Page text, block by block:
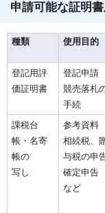
申請可能な証明
種類 使用目的
登記用評
価証明書
登記申請
競売落札
手続
課税台
帳・名寄
帳の
写し
参考資料
相続税、
与税の申
確定申告
など